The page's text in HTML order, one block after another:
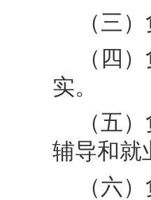
（三
（四
实。
（五
辅导和就
（六